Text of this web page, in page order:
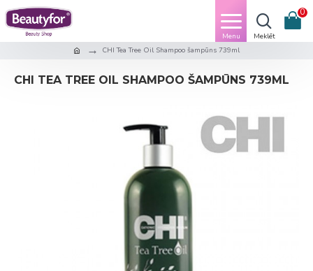
0
CHI Tea Tree Oil Shampoo šampūns 739ml
CHI TEA TREE OIL SHAMPOO ŠAMPŪNS 739ML